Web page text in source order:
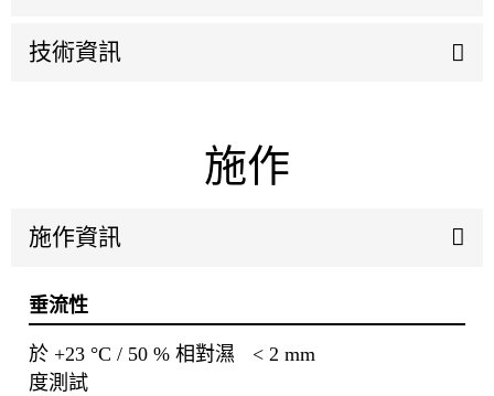
技術資訊
施作
施作資訊
垂流性
於 +23 °C / 50 % 相對濕
度測試
< 2 mm